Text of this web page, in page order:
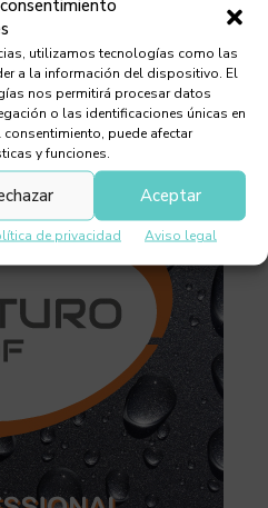
utilizamos tecnologías como las
a la información del dispositivo. El
nos permitirá procesar datos
o las identificaciones únicas en
puede afectar
y funciones.
Aceptar
de privacidad Aviso legal